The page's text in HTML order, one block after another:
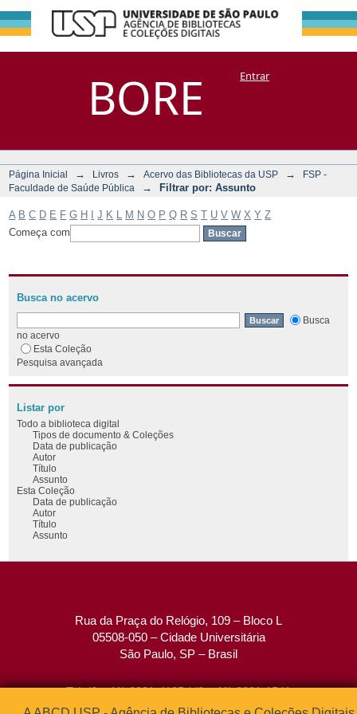
BORE
Filtrar por:
Assunto
DSpace/Manakin + CoriscoEntrar
Página Inicial → Livros → Acervo das Bibliotecas da USP →
FSP -
Faculdade de Saúde Pública
→ Filtrar por: Assunto
A B C D E F G H J K M N O P Q R S T U V W X Y Z
Começa com
Busca no acervo
Busca
no acervo
Esta Coleção
Pesquisa avançada
Listar por
Todo a biblioteca digital
Tipos de documento & Coleções
Data de publicação
Autor
Título
Assunto
Esta Coleção
Data de publicação
Autor
Título
Assunto
Rua da Praça do Relógio, 109 – Bloco L
05508-050 – Cidade Universitária
São Paulo, SP – Brasil
Tel: (0xx11) 3091-4195 / (0xx11) 3091-1541
Fax: (0xx11) 3091-1567